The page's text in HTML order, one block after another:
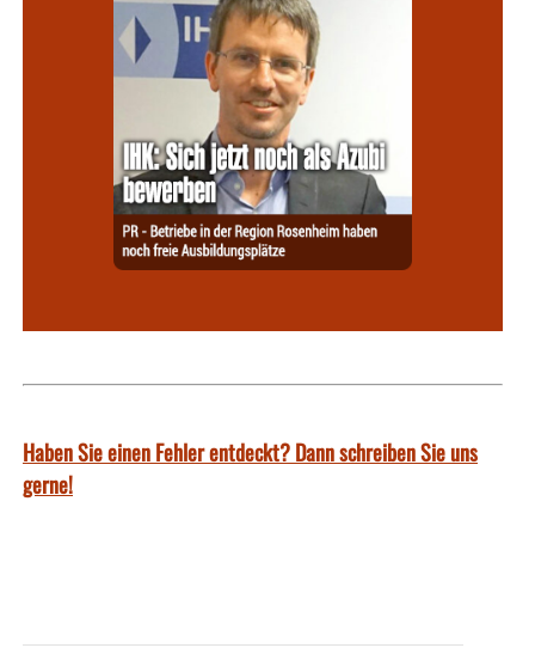
Haben Sie einen Fehler entdeckt? Dann schreiben Sie uns
gerne!